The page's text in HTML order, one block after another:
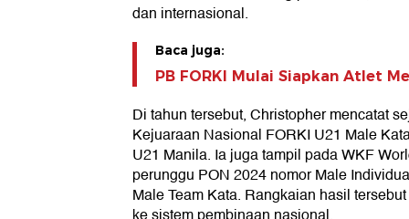
dan internasional.
Baca juga:
PB FORKI Mulai Siapkan Atlet
Di tahun tersebut, Christopher mencatat
Kejuaraan Nasional FORKI U21 Male
U21 Manila. Ia juga tampil pada WKF
perunggu PON 2024 nomor Male
Male Team Kata. Rangkaian hasil